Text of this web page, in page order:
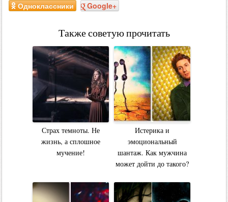
Одноклассники
Google+
Также советую прочитать
Страх темноты. Не
жизнь, а сплошное
мучение!
Истерика и
эмоциональный
шантаж. Как мужчина
может дойти до такого?